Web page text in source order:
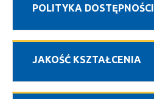
POLITYKA DOSTĘPNOŚCI
JAKOŚĆ KSZTAŁCENIA